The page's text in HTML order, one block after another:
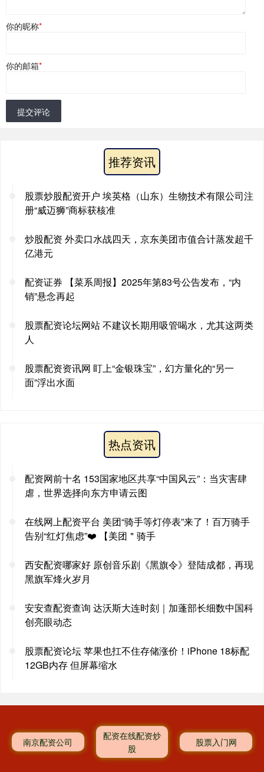
你的昵称*
你的邮箱*
提交评论
推荐资讯
股票炒股配资开户 埃英格（山东）生物技术有限公司注
册“威迈狮”商标获核准
炒股配资 外卖口水战四天，京东美团市值合计蒸发超千
亿港元
配资证券 【菜系周报】2025年第83号公告发布，“内
销”悬念再起
股票配资论坛网站 不建议长期用吸管喝水，尤其这两类
人
股票配资资讯网 盯上“金银珠宝”，幻方量化的“另一
面”浮出水面
热点资讯
配资网前十名 153国家地区共享“中国风云”：当灾害肆
虐，世界选择向东方申请云图
在线网上配资平台 美团“骑手等灯停表”来了！百万骑手
告别“红灯焦虑”❤️ 【美团＂骑手
西安配资哪家好 原创音乐剧《黑旗令》登陆成都，再现
黑旗军烽火岁月
安安查配资查询 达沃斯大连时刻｜加蓬部长细数中国科
创亮眼动态
股票配资论坛 苹果也扛不住存储涨价！iPhone 18标配
12GB内存 但屏幕缩水
南京配资公司
配资在线配资炒
股
股票入门网